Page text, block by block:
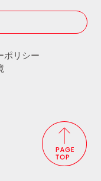
ポリシー